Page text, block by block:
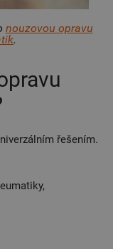
nouzovou opravu
.
řešením.